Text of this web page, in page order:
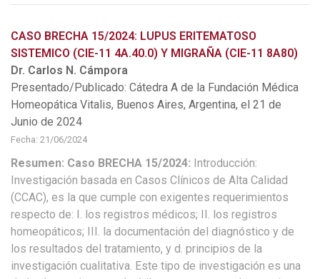
CASO BRECHA 15/2024: LUPUS ERITEMATOSO
SISTEMICO (CIE-11 4A.40.0) Y MIGRAÑA (CIE-11 8A80)
Dr. Carlos N. Cámpora
Presentado/Publicado: Cátedra A de la Fundación Médica
Homeopática Vitalis, Buenos Aires, Argentina, el 21 de
Junio de 2024
Fecha: 21/06/2024
Resumen: Caso BRECHA 15/2024: Introducción:
Investigación basada en Casos Clínicos de Alta Calidad
(CCAC), es la que cumple con exigentes requerimientos
respecto de: I. los registros médicos; II. los registros
homeopáticos; III. la documentación del diagnóstico y de
los resultados del tratamiento, y d. principios de la
investigación cualitativa. Este tipo de investigación es una